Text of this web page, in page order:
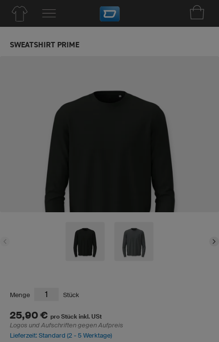
SWEATSHIRT PRIME
Menge Stück
25,90 € pro Stück inkl. USt
Logos und Aufschriften gegen Aufpreis
Lieferzeit: Standard (2 - 5 Werktage)